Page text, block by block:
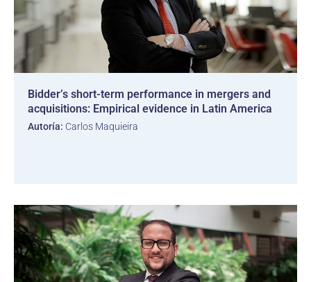
Bidder’s short-term performance in mergers and
acquisitions: Empirical evidence in Latin America
Autoría: Carlos Maquieira